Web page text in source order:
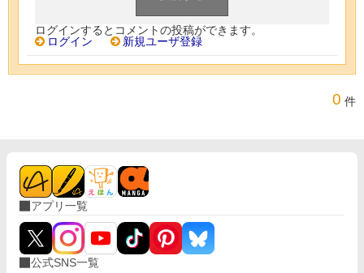
ログインするとコメントの投稿ができます。
ログイン
新規ユーザ登録
0 件
アプリ一覧
公式SNS一覧